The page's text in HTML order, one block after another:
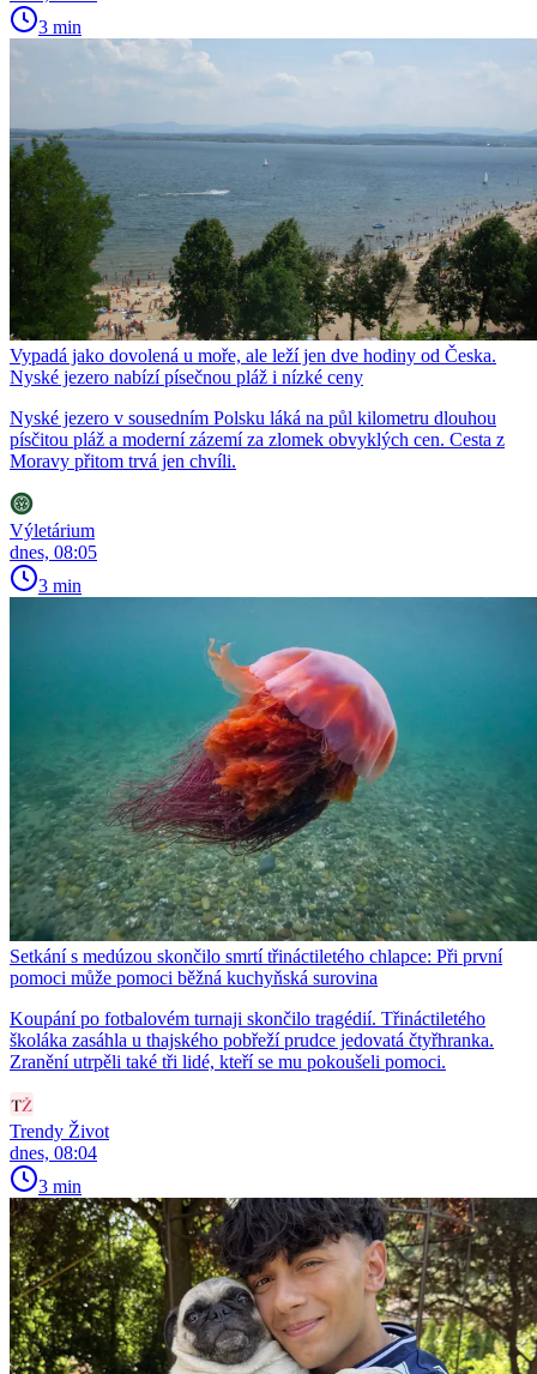
3 min
Vypadá jako dovolená u moře, ale leží jen dve hodiny od Česka.
Nyské jezero nabízí písečnou pláž i nízké ceny
Nyské jezero v sousedním Polsku láká na půl kilometru dlouhou
písčitou pláž a moderní zázemí za zlomek obvyklých cen. Cesta z
Moravy přitom trvá jen chvíli.
Výletárium
dnes, 08:05
3 min
Setkání s medúzou skončilo smrtí třináctiletého chlapce: Při první
pomoci může pomoci běžná kuchyňská surovina
Koupání po fotbalovém turnaji skončilo tragédií. Třináctiletého
školáka zasáhla u thajského pobřeží prudce jedovatá čtyřhranka.
Zranění utrpěli také tři lidé, kteří se mu pokoušeli pomoci.
Trendy Život
dnes, 08:04
3 min